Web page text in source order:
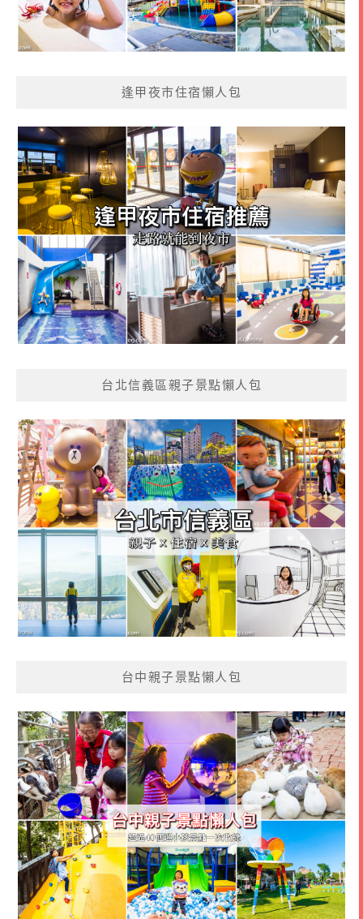
逢甲夜市住宿懶人包
台北信義區親子景點懶人包
台中親子景點懶人包